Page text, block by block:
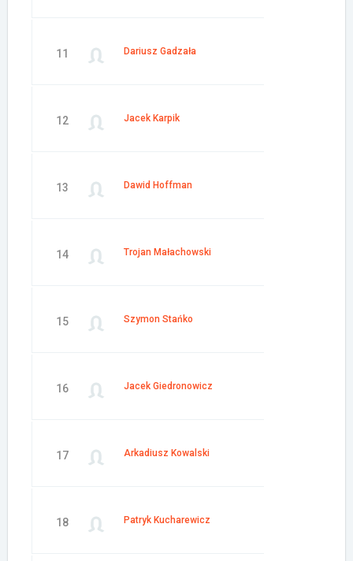
11 Dariusz Gadzała
12 Jacek Karpik
13 Dawid Hoffman
14 Trojan Małachowski
15 Szymon Stańko
16 Jacek Giedronowicz
17 Arkadiusz Kowalski
18 Patryk Kucharewicz